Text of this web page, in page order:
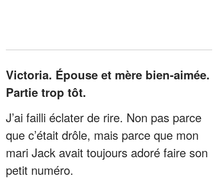
Victoria. Épouse et mère bien-aimée.
Partie trop tôt.
J’ai failli éclater de rire. Non pas parce
que c’était drôle, mais parce que mon
mari Jack avait toujours adoré faire son
petit numéro.